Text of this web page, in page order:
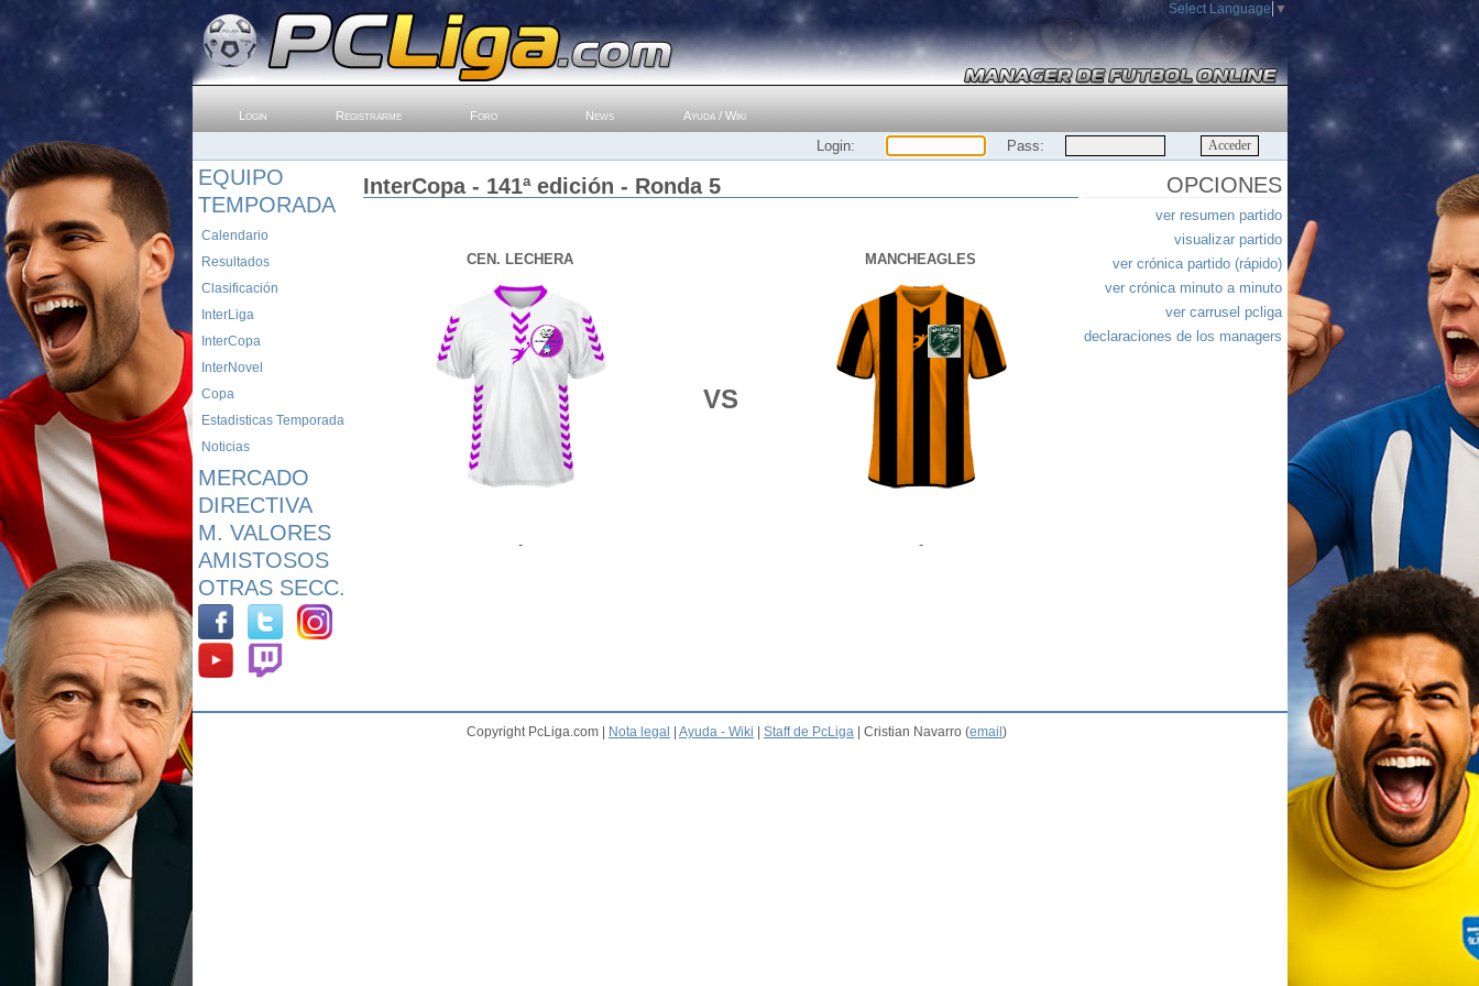
Select Language ▼
Login Registrarme Foro News Ayuda / Wiki
Login: Pass:
EQUIPO
TEMPORADA
Calendario
Resultados
Clasificación
InterLiga
InterCopa
InterNovel
Copa
Estadisticas Temporada
Noticias
MERCADO
DIRECTIVA
M. VALORES
AMISTOSOS
OTRAS SECC.
InterCopa - 141ª edición - Ronda 5
CEN. LECHERA MANCHEAGLES
VS
- -
OPCIONES
ver resumen partido
visualizar partido
ver crónica partido (rápido)
ver crónica minuto a minuto
ver carrusel pcliga
declaraciones de los managers
Copyright PcLiga.com | Nota legal Ayuda - Wiki Staff de PcLiga | Cristian Navarro (email )